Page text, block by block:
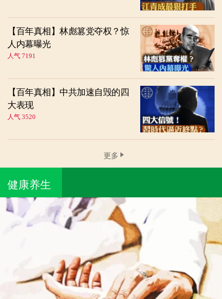
【百年真相】林彪篡党夺权？惊
人内幕曝光
人气 7191
【百年真相】中共加速自毁的四
大表现
人气 3520
更多
健康养生